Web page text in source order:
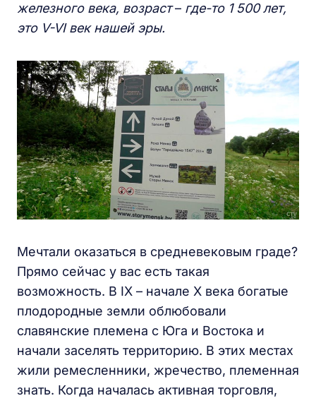
железного века, возраст– где-то 1 500 лет,
это V-VI век нашей эры.
Мечтали оказаться в средневековым граде?
Прямо сейчас у вас есть такая
возможность. В IX – начале X века богатые
плодородные земли облюбовали
славянские племена с Юга и Востока и
начали заселять территорию. В этих местах
жили ремесленники, жречество, племенная
знать. Когда началась активная торговля,